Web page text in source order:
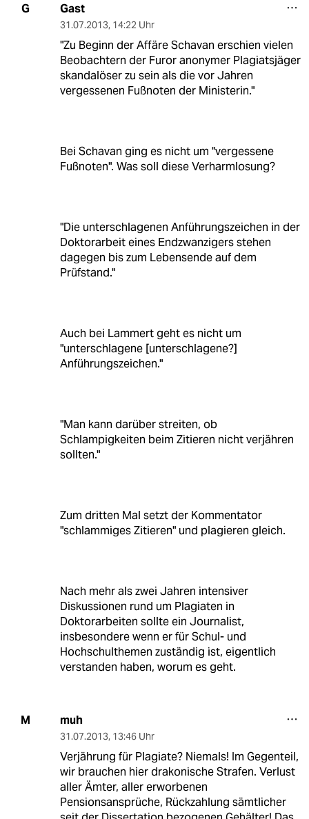
G Gast
31.07.2013, 14:22 Uhr
"Zu Beginn der Affäre Schavan erschien vielen
Beobachtern der Furor anonymer Plagiatsjäger
skandalöser zu sein als die vor Jahren
vergessenen Fußnoten der Ministerin."
Bei Schavan ging es nicht um "vergessene
Fußnoten". Was soll diese Verharmlosung?
"Die unterschlagenen Anführungszeichen in der
Doktorarbeit eines Endzwanzigers stehen
dagegen bis zum Lebensende auf dem
Prüfstand."
Auch bei Lammert geht es nicht um
"unterschlagene [unterschlagene?]
Anführungszeichen."
"Man kann darüber streiten, ob
Schlampigkeiten beim Zitieren nicht verjähren
sollten."
Zum dritten Mal setzt der Kommentator
"schlammiges Zitieren" und plagieren gleich.
Nach mehr als zwei Jahren intensiver
Diskussionen rund um Plagiaten in
Doktorarbeiten sollte ein Journalist,
insbesondere wenn er für Schul- und
Hochschulthemen zuständig ist, eigentlich
verstanden haben, worum es geht.
M muh
31.07.2013, 13:46 Uhr
Verjährung für Plagiate? Niemals! Im Gegenteil,
wir brauchen hier drakonische Strafen. Verlust
aller Ämter, aller erworbenen
Pensionsansprüche, Rückzahlung sämtlicher